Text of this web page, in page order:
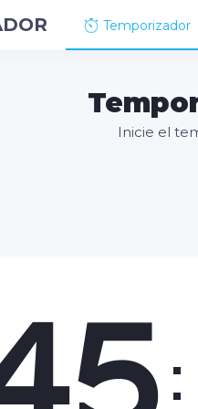
Temporizador
Inicie el
: